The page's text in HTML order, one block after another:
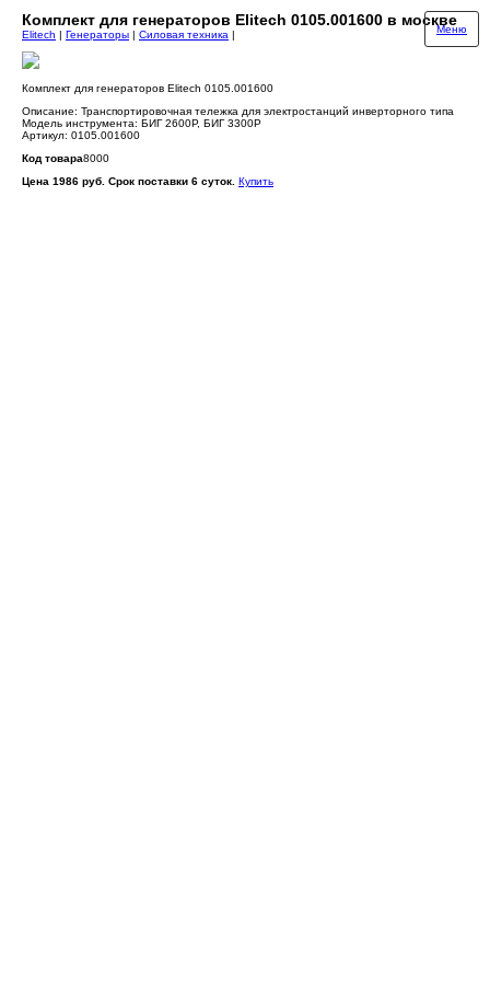
Комплект для генераторов Elitech 0105.001600 в москве
Меню
Elitech | Генераторы | Силовая техника |
Комплект для генераторов Elitech 0105.001600
Описание: Транспортировочная тележка для электростанций инверторного типа
Модель инструмента: БИГ 2600Р, БИГ 3300Р
Артикул: 0105.001600
Код товара8000
Цена 1986 руб. Срок поставки 6 суток. Купить